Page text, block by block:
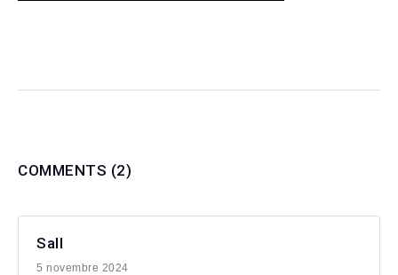
COMMENTS (2)
Sall
5 novembre 2024